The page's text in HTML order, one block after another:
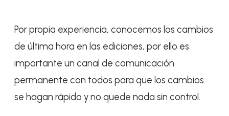
Por propia experiencia, conocemos los cambios
de última hora en las ediciones, por ello es
importante un canal de comunicación
permanente con todos para que los cambios
se hagan rápido y no quede nada sin control.